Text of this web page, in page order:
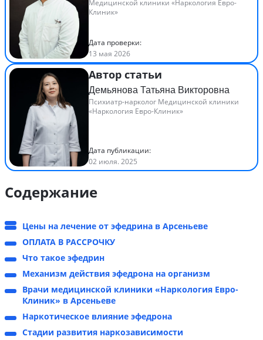
Медицинской клиники «Наркология Евро-
Клиник»
Дата проверки:
13 мая 2026
Автор статьи
Демьянова Татьяна Викторовна
Психиатр-нарколог Медицинской клиники
«Наркология Евро-Клиник»
Дата публикации:
02 июля. 2025
Содержание
Цены на лечение от эфедрина в Арсеньеве
ОПЛАТА В РАССРОЧКУ
Что такое эфедрин
Механизм действия эфедрона на организм
Врачи медицинской клиники «Наркология Евро-
Клиник» в Арсеньеве
Наркотическое влияние эфедрона
Стадии развития наркозависимости